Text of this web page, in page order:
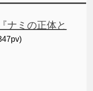
ナミの正体と